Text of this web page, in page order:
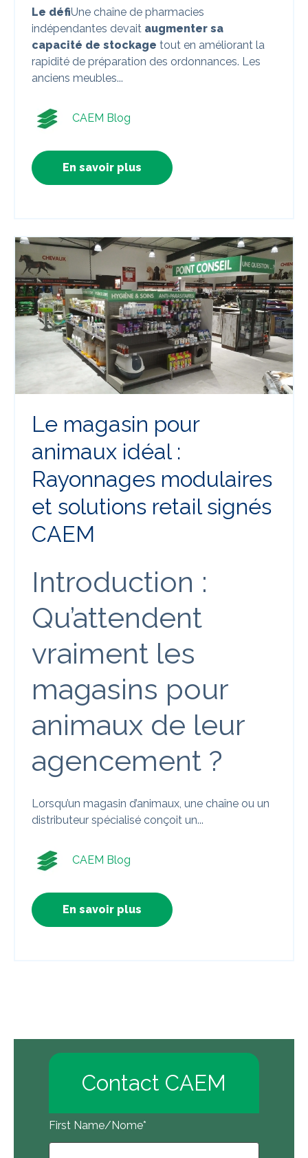
Le défiUne chaîne de pharmacies
indépendantes devait augmenter sa
capacité de stockage tout en améliorant la
rapidité de préparation des ordonnances. Les
anciens meubles...
CAEM Blog
En savoir plus
Le magasin pour
animaux idéal :
Rayonnages modulaires
et solutions retail signés
CAEM
Introduction :
Qu’attendent
vraiment les
magasins pour
animaux de leur
agencement ?
Lorsqu’un magasin d’animaux, une chaîne ou un
distributeur spécialisé conçoit un...
CAEM Blog
En savoir plus
Contact CAEM
First Name/Nome*